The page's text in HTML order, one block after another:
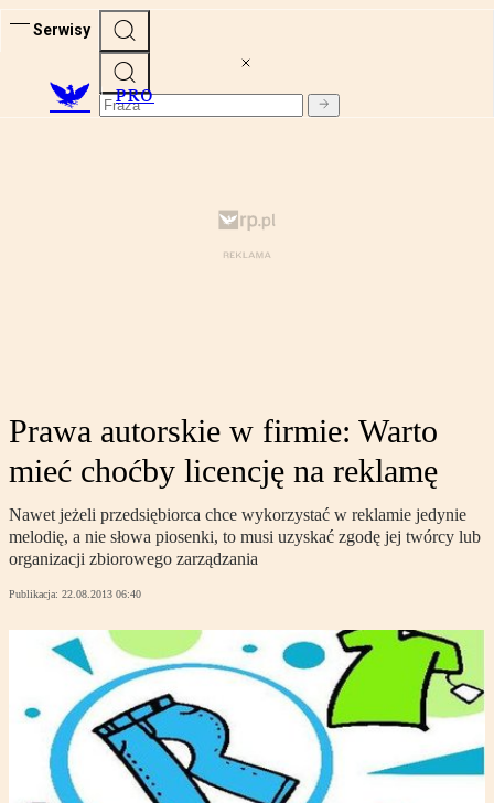
Serwisy
PRO
Prawa autorskie w firmie: Warto
mieć choćby licencję na reklamę
Nawet jeżeli przedsiębiorca chce wykorzystać w reklamie jedynie
melodię, a nie słowa piosenki, to musi uzyskać zgodę jej twórcy lub
organizacji zbiorowego zarządzania
Publikacja: 22.08.2013 06:40